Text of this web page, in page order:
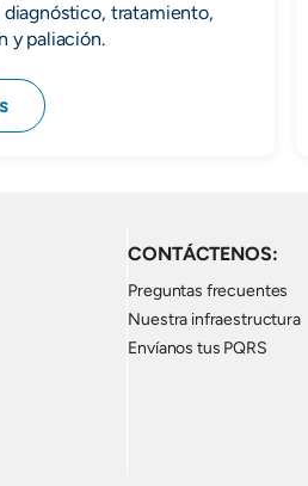
diagnóstico, tratamiento,
y paliación.
CONTÁCTENOS:
Preguntas frecuentes
Nuestra infraestructura
Envíanos tus PQRS